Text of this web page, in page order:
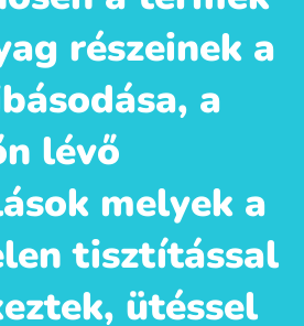
részeinek a
a
lévő
melyek a
tisztítással
ütéssel